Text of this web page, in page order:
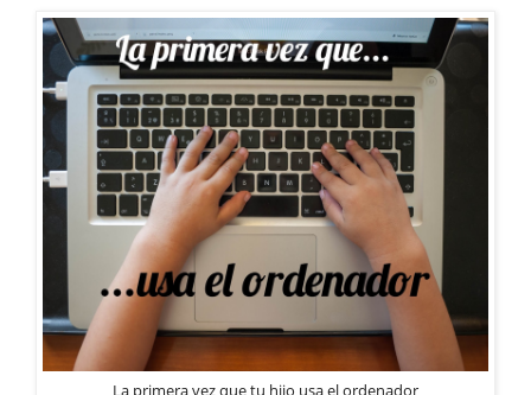
La primera vez que tu hijo usa el ordenador